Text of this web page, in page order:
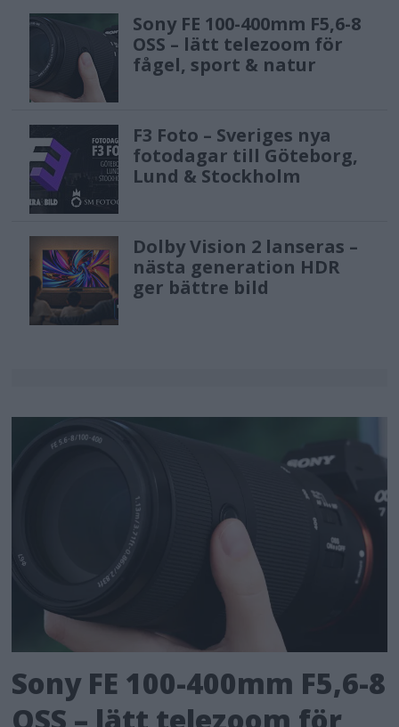
Sony FE 100-400mm F5,6-8
OSS – lätt telezoom för
fågel, sport & natur
F3 Foto – Sveriges nya
fotodagar till Göteborg,
Lund & Stockholm
Dolby Vision 2 lanseras –
nästa generation HDR
ger bättre bild
Sony FE 100-400mm F5,6-8